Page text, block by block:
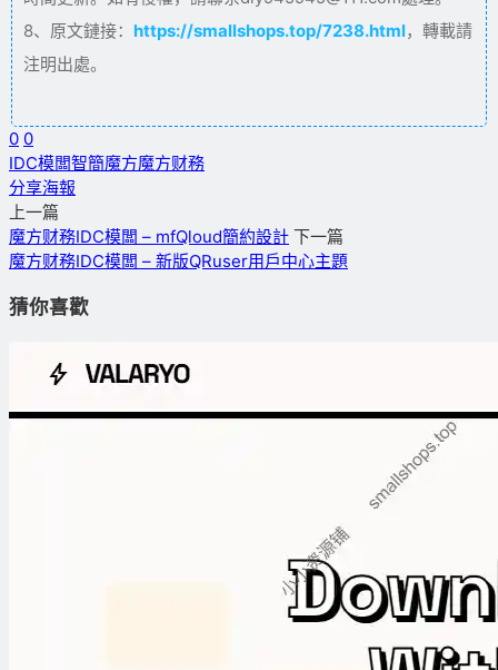
8、原文鏈接： https://smallshops.top/7238.html，轉載請
注明出處。
0 0
IDC模闆智簡魔方魔方财務
分享海報
上一篇
魔方财務IDC模闆 – mfQloud簡約設計 下一篇
魔方财務IDC模闆 – 新版QRuser用戶中心主題
猜你喜歡